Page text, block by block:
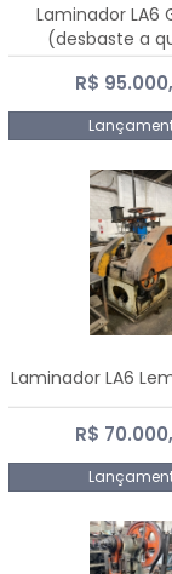
Laminador LA6
(desbaste a
R$
Laminador LA6
R$